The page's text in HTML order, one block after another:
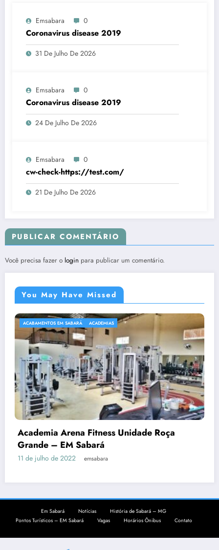
Emsabara 0
Coronavirus disease 2019
31 De Julho De 2026
Emsabara 0
Coronavirus disease 2019
24 De Julho De 2026
Emsabara 0
cw-check-https://test.com/
21 De Julho De 2026
PUBLICAR COMENTÁRIO
Você precisa fazer o login para publicar um comentário.
You May Have Missed
ACABAMENTOS EM SABARÁ ACADEMIAS
Academia Arena Fitness Unidade Roça
Grande – EM Sabará
11 de julho de 2022 emsabara
Em Sabará Notícias
História de Sabará – MG
Pontos Turísticos – EM Sabará
Vagas Horários Ônibus Contato